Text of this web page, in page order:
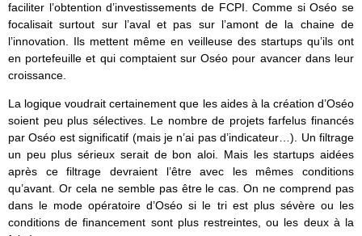
faciliter l’obtention d’investissements de FCPI. Comme si Oséo se
focalisait surtout sur l’aval et pas sur l’amont de la chaine de
l’innovation. Ils mettent même en veilleuse des startups qu’ils ont
en portefeuille et qui comptaient sur Oséo pour avancer dans leur
croissance.
La logique voudrait certainement que les aides à la création d’Oséo
soient peu plus sélectives. Le nombre de projets farfelus financés
par Oséo est significatif (mais je n’ai pas d’indicateur…). Un filtrage
un peu plus sérieux serait de bon aloi. Mais les startups aidées
après ce filtrage devraient l’être avec les mêmes conditions
qu’avant. Or cela ne semble pas être le cas. On ne comprend pas
dans le mode opératoire d’Oséo si le tri est plus sévère ou les
conditions de financement sont plus restreintes, ou les deux à la